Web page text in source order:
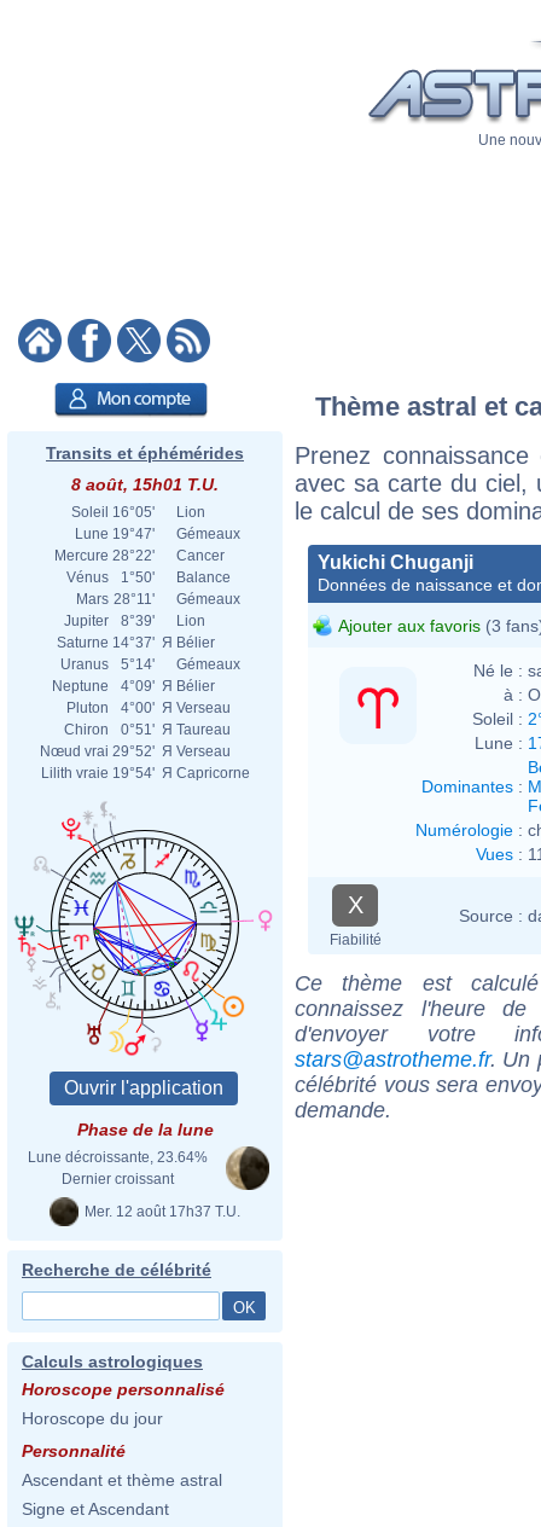
Une
Transits et éphémérides
8 août, 15h01 T.U.
Soleil 16°05'
Lion
Lune 19°47'
Gémeaux
Mercure 28°22'
Cancer
Vénus
1°50'
Balance
Mars 28°11'
Gémeaux
Jupiter
8°39'
Lion
Saturne 14°37' Я Bélier
Uranus
5°14'
Gémeaux
Neptune
4°09' Я Bélier
Pluton
4°00' Я Verseau
Chiron
0°51' Я Taureau
Nœud vrai 29°52' Я Verseau
Lilith vraie 19°54' Я Capricorne
Phase de la lune
Lune décroissante, 23.64%
Dernier croissant
Mer. 12 août 17h37 T.U.
Recherche de célébrité
Calculs astrologiques
Horoscope personnalisé
Horoscope du jour
Personnalité
Ascendant et thème astral
Signe et Ascendant
Thème astral et
Prenez
avec sa carte du ciel,
le calcul de ses
Yukichi Chuganji
Données de naissance et
Ajouter aux favoris (3
Né le :
à :
Soleil :
Lune :
Dominantes :
Numérologie :
Vues :
X
Fiabilité
Source :
Ce thème est
connaissez l'heure de
d'envoyer votre
stars@astrotheme.fr. Un
célébrité vous sera
demande.